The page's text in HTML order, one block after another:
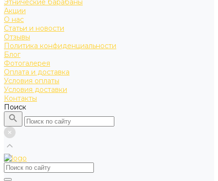
Этнические барабаны
Акции
О нас
Статьи и новости
Отзывы
Политика конфиденциальности
Блог
Фотогалерея
Оплата и доставка
Условия оплаты
Условия доставки
Контакты
Поиск